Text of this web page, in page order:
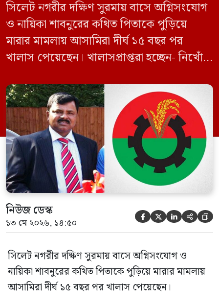
সিলেট নগরীর দক্ষিণ সুরমায় বাসে অগ্নিসংযোগ
ও নায়িকা শাবনুরের কথিত পিতাকে পুড়িয়ে
মারার মামলায় আসামিরা দীর্ঘ ১৫ বছর পর
খালাস পেয়েছেন। খালাসপ্রাপ্তরা হচ্ছেন- নিখোঁজ
ইফতেখার আহমদ দিনারসহ ৩৮ জন নেতাকর্মী।
মঙ্গলবার দুপুরে মামলার দীর্ঘ শুনানি ও সাক্ষ্য-
প্রমাণ জেরা শেষে আসামিরা নির্দোষ প্রমাণিত
হওয়ায় খালাস দেন বিচারক। মানবপাচার […]
নিউজ ডেস্ক
১৩ মে ২০২৬, ১৪:৫০     
সিলেট নগরীর দক্ষিণ সুরমায় বাসে অগ্নিসংযোগ ও
নায়িকা শাবনুরের কথিত পিতাকে পুড়িয়ে মারার মামলায়
আসামিরা দীর্ঘ ১৫ বছর পর খালাস পেয়েছেন।